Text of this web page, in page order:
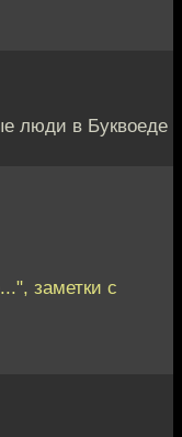
люди в Буквоеде
заметки с